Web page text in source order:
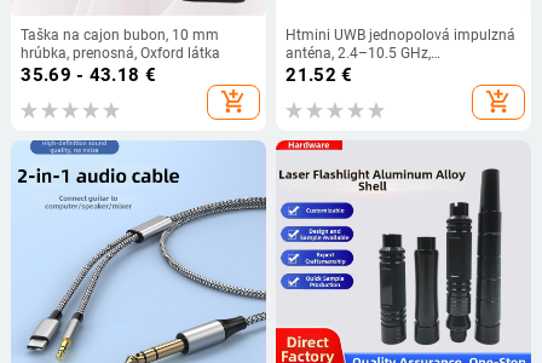
Taška na cajon bubon, 10 mm
hrúbka, prenosná, Oxford látka
35.69 - 43.18 €
add_shopping_cart
Htmini UWB jednopolová impulzná
anténa, 2.4–10.5 GHz,
širokopásmová anténa
21.52 €
add_shopping_cart